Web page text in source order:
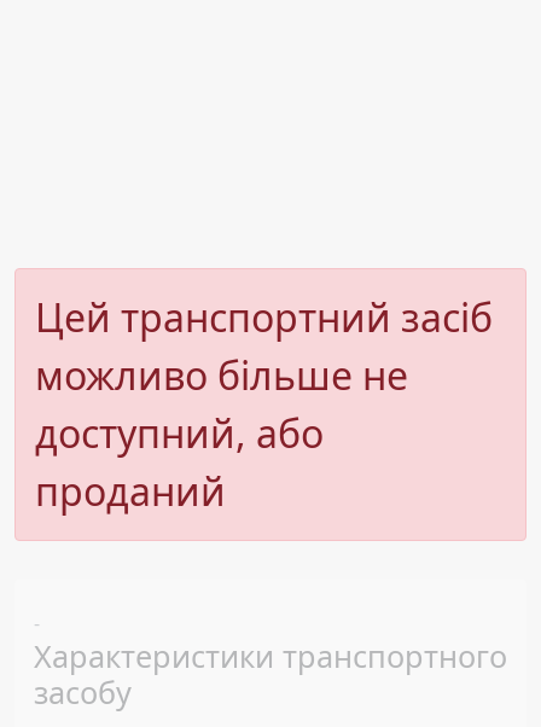
Цей транспортний засіб
можливо більше не
доступний, або
проданий
-
Характеристики транспортного
засобу